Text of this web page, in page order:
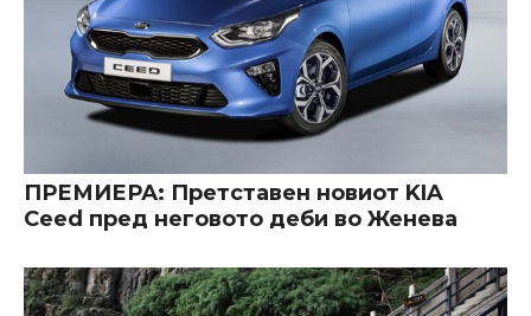
ПРЕМИЕРА: Претставен новиот KIA
Ceed пред неговото деби во Женева